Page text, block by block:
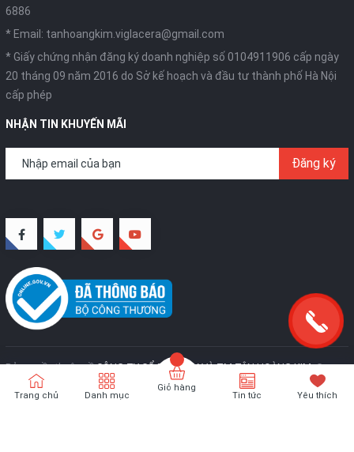
6886
* Email: tanhoangkim.viglacera@gmail.com
* Giấy chứng nhận đăng ký doanh nghiệp số 0104911906 cấp ngày
20 tháng 09 năm 2016 do Sở kế hoạch và đầu tư thành phố Hà Nội
cấp phép
NHẬN TIN KHUYẾN MÃI
Đăng ký
Bản quyền thuộc vềCÔNG TY CỔ PHẦN SX VÀ TM TÂN HOÀNG KIM.Cung
cấp bởi
Trang chủ Danh mục
Giỏ hàng
Tin tức Yêu thích